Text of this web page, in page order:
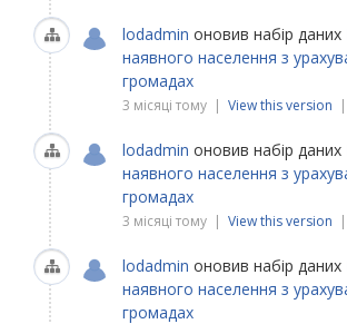
lodadmin оновив набір даних
наявного населення з
громадах
3 місяці тому | View this version |
lodadmin оновив набір даних
наявного населення з
громадах
3 місяці тому | View this version |
lodadmin оновив набір даних
наявного населення з
громадах